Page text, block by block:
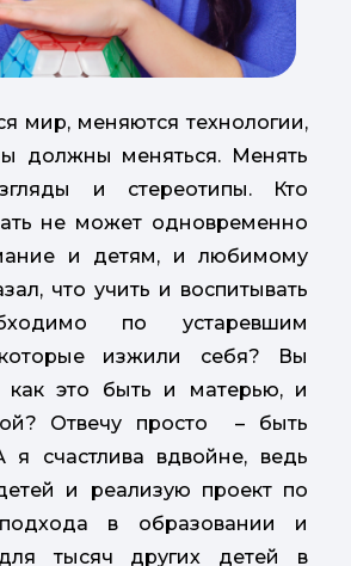
мир, меняются технологии,
должны меняться. Менять
и стереотипы. Кто
не может одновременно
и детям, и любимому
что учить и воспитывать
по устаревшим
изжили себя? Вы
как это быть и матерью, и
Отвечу просто
– быть
я счастлива вдвойне, ведь
и реализую проект по
в образовании и
тысяч других детей в